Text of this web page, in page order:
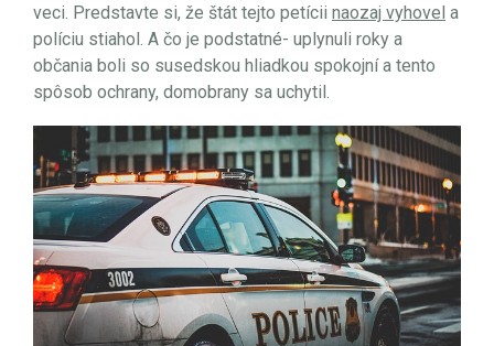
veci. Predstavte si, že štát tejto petícii naozaj vyhovel a
políciu stiahol. A čo je podstatné- uplynuli roky a
občania boli so susedskou hliadkou spokojní a tento
spôsob ochrany, domobrany sa uchytil.